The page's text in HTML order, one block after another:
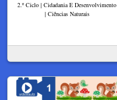
2.º Ciclo | Cidadania E Desenvolvimento
| Ciências Naturais